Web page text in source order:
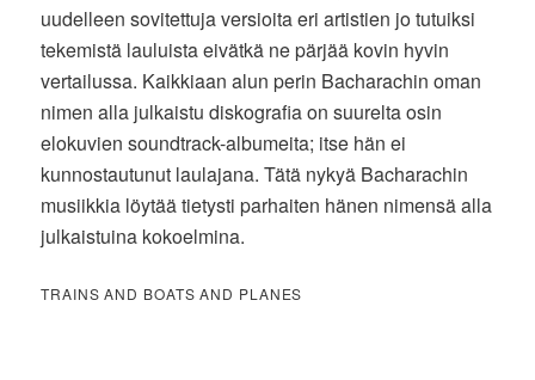
uudelleen sovitettuja versioita eri artistien jo tutuiksi
tekemistä lauluista eivätkä ne pärjää kovin hyvin
vertailussa. Kaikkiaan alun perin Bacharachin oman
nimen alla julkaistu diskografia on suurelta osin
elokuvien soundtrack-albumeita; itse hän ei
kunnostautunut laulajana. Tätä nykyä Bacharachin
musiikkia löytää tietysti parhaiten hänen nimensä alla
julkaistuina kokoelmina.
TRAINS AND BOATS AND PLANES